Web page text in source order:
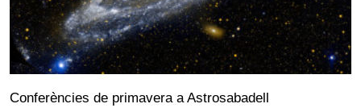
Conferències de primavera a Astrosabadell